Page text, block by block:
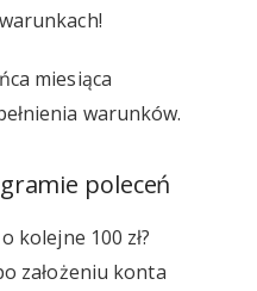
miesiąca
warunków.
poleceń
kolejne 100 zł?
założeniu konta